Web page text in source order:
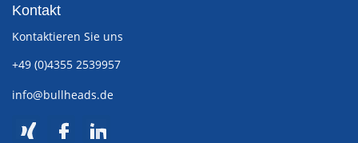
Kontakt
Kontaktieren Sie uns
+49 (0)4355 2539957
info@bullheads.de